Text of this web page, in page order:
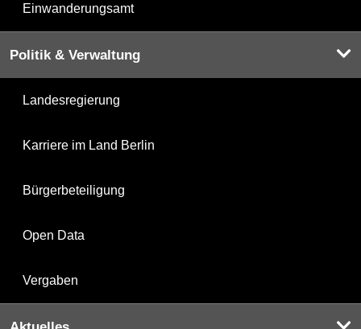
Einwanderungsamt
Politik & Verwaltung
Landesregierung
Karriere im Land Berlin
Bürgerbeteiligung
Open Data
Vergaben